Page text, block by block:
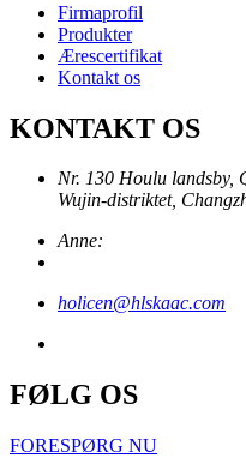
Firmaprofil
Produkter
Ærescertifikat
Kontakt os
KONTAKT OS
Nr. 130 Houlu landsby,
Wujin-distriktet,
Anne:
holicen@hlskaac.com
FØLG OS
FORESPØRG NU